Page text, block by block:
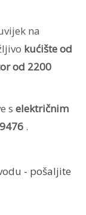
na
kućište od
od 2200
s električnim
.
- pošaljite